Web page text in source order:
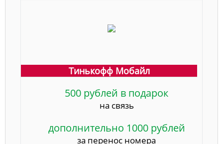
Тинькофф Мобайл
500 рублей в подарок
на связь
дополнительно 1000 рублей
за перенос номера